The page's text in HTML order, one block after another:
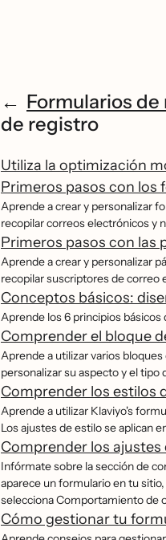
Formularios
de registro
Utiliza la optimización
Primeros pasos con los
Aprende a crear y personalizar
recopilar correos electrónicos y
Primeros pasos con las
Aprende a crear y personalizar
recopilar suscriptores de
Conceptos básicos:
Aprende los 6 principios
Comprender el bloque
Aprende a utilizar varios
personalizar su aspecto y el
Comprender los estilos
Aprende a utilizar Klaviyo's
Los ajustes de estilo se aplican
Comprender los
Infórmate sobre la sección de
aparece un formulario en tu
selecciona Comportamiento de
Cómo gestionar tu